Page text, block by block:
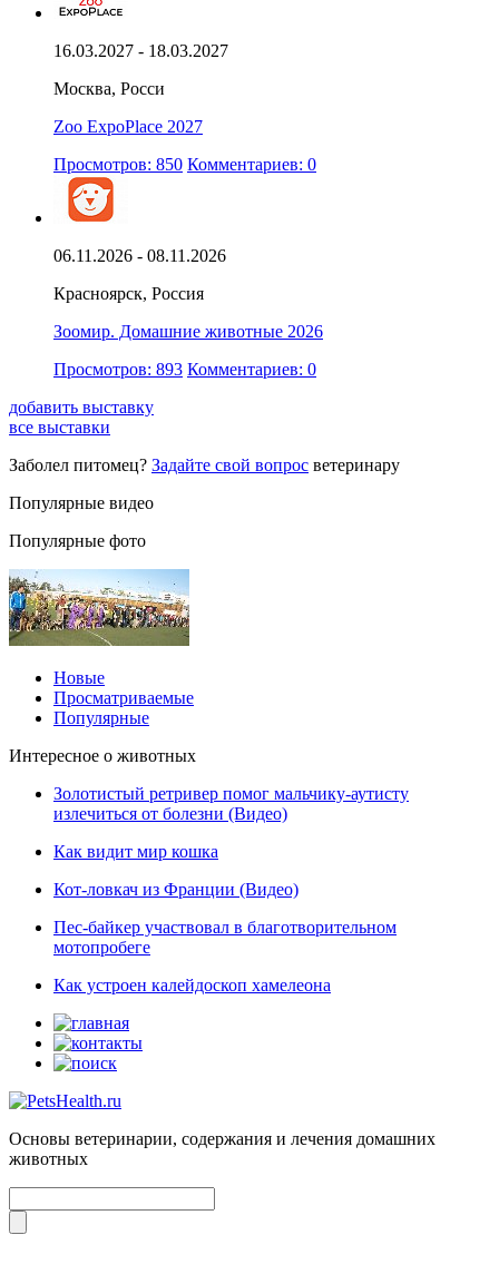
16.03.2027 - 18.03.2027
Москва, Росси
Zoo ExpoPlace 2027
Просмотров: 850 Комментариев: 0
06.11.2026 - 08.11.2026
Красноярск, Россия
Зоомир. Домашние животные 2026
Просмотров: 893 Комментариев: 0
добавить выставку
все выставки
Заболел питомец? Задайте свой вопрос ветеринару
Популярные видео
Популярные фото
Новые
Просматриваемые
Популярные
Интересное о животных
Золотистый ретривер помог мальчику-аутисту
излечиться от болезни (Видео)
Как видит мир кошка
Кот-ловкач из Франции (Видео)
Пес-байкер участвовал в благотворительном
мотопробеге
Как устроен калейдоскоп хамелеона
Основы ветеринарии, содержания и лечения домашних
животных